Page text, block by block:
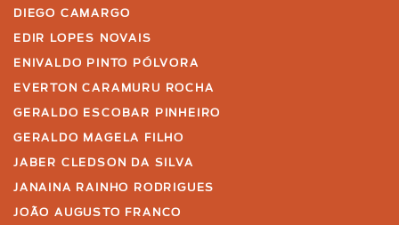
DIEGO CAMARGO
EDIR LOPES NOVAIS
ENIVALDO PINTO PÓLVORA
EVERTON CARAMURU ROCHA
GERALDO ESCOBAR PINHEIRO
GERALDO MAGELA FILHO
JABER CLEDSON DA SILVA
JANAINA RAINHO RODRIGUES
JOÃO AUGUSTO FRANCO